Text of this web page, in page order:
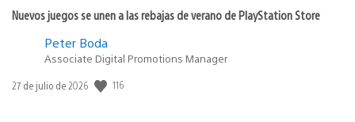
Nuevos juegos se unen a las rebajas de verano de PlayStation Store
Peter Boda
Associate Digital Promotions Manager
Fecha
27 de julio de 2026 116